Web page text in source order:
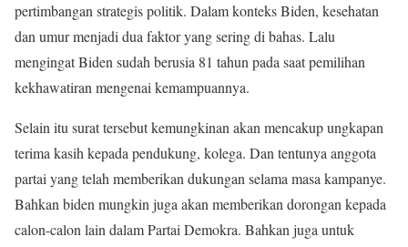
pertimbangan strategis politik. Dalam konteks Biden, kesehatan
dan umur menjadi dua faktor yang sering di bahas. Lalu
mengingat Biden sudah berusia 81 tahun pada saat pemilihan
kekhawatiran mengenai kemampuannya.
Selain itu surat tersebut kemungkinan akan mencakup ungkapan
terima kasih kepada pendukung, kolega. Dan tentunya anggota
partai yang telah memberikan dukungan selama masa kampanye.
Bahkan biden mungkin juga akan memberikan dorongan kepada
calon-calon lain dalam Partai Demokra. Bahkan juga untuk